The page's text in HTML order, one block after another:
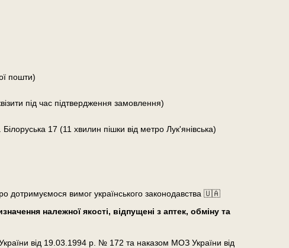
пошти)
під час підтвердження замовлення)
17 (11 хвилин пішки від метро Лук'янівська)
дотримуємося вимог українського законодавства 🇺🇦
належної якості, відпущені з аптек, обміну та
від 19.03.1994 р. № 172 та наказом МОЗ України від